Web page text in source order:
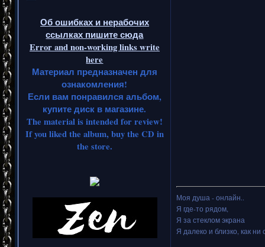
Об ошибках и нерабочих
ссылках пишите сюда
Error and non-working links write
here
Материал предназначен для
ознакомления!
Если вам понравился альбом,
купите диск в магазине.
The material is intended for review!
If you liked the album, buy the CD in
the store.
Моя душа - онлайн..
Я где-то рядом,
Я за стеклом экрана
Я далеко и близко, как ни